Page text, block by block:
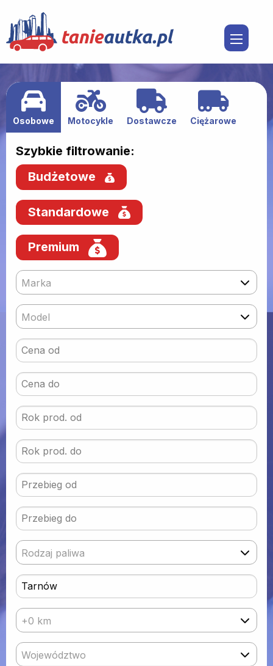
Osobowe Motocykle Dostawcze Ciężarowe
Szybkie filtrowanie:
Budżetowe
Standardowe
Premium
Marka
Model
Rodzaj paliwa
+0 km
Województwo